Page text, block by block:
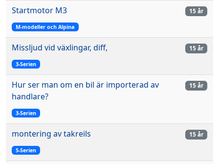
Startmotor M3
M-modeller och Alpina
15 år
Missljud vid växlingar, diff,
3-Serien
15 år
Hur ser man om en bil är importerad av
handlare?
3-Serien
15 år
montering av takreils
5-Serien
15 år